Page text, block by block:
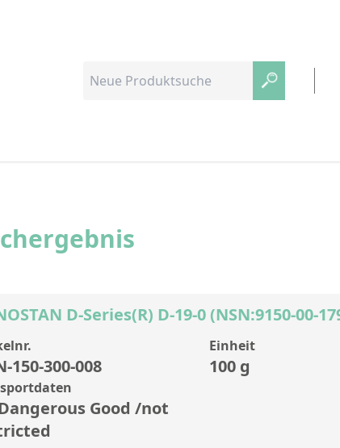
D-Series(R) D-19-0 (NSN:9150-00-
150-300-008
Einheit
100 g
Good /not